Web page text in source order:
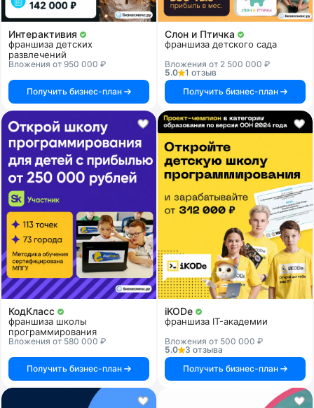
Интерактивия
франшиза детских
развлечений
Вложения от 950 000 ₽
Получить бизнес-план
Слон и Птичка
франшиза детского сада
Вложения от 2 500 000 ₽
5.0
1 отзыв
Получить бизнес-план
КодКласс
франшиза школы
программирования
Вложения от 580 000 ₽
Получить бизнес-план
iKODe
франшиза IT-академии
Вложения от 500 000 ₽
5.0
3 отзыва
Получить бизнес-план